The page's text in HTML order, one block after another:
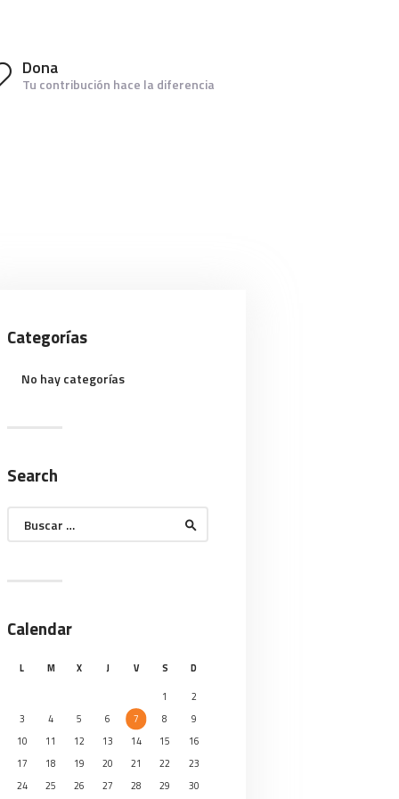
Dona
Tu contribución hace la diferencia
Categorías
No hay categorías
Search
Calendar
L M X J V S
D
1
2
3
4 5 6 7 8
9
10
11 12 13 14 15
16
17
18 19 20 21 22
23
24
25 26 27 28 29 30